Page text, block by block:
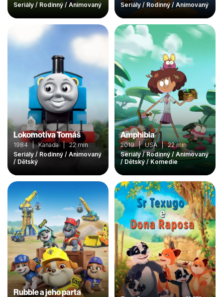
Seriály / Rodinný / Animovaný
Seriály / Rodinný / Animovaný
Lokomotiva Tomáš
1984 | Kanada | 22 min
Seriály / Rodinný / Animovaný
/ Dětský
Amphibia
2019 | USA | 22 min
Seriály / Rodinný / Animovaný
/ Dětský / Komedie
Rubble a jeho parta